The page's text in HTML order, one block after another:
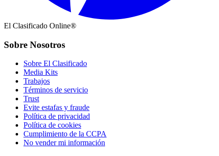
El Clasificado Online®
Sobre Nosotros
Sobre El Clasificado
Media Kits
Trabajos
Términos de servicio
Trust
Evite estafas y fraude
Política de privacidad
Política de cookies
Cumplimiento de la CCPA
No vender mi información